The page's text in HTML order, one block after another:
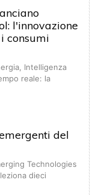
l'innovazione
consumi
Intelligenza
reale: la
del
Technologies
dieci